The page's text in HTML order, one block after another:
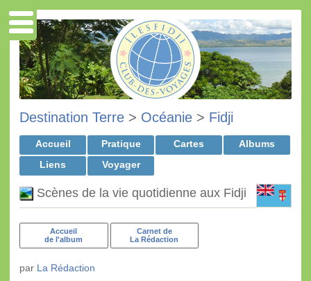
Destination Terre > Océanie > Fidji
Accueil Pratique Cartes
Albums
Liens
Voyager
Scènes de la vie quotidienne aux Fidji
Accueil
de l'album
Carnet de
La Rédaction
par La Rédaction